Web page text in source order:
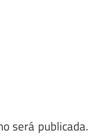
será publicada.